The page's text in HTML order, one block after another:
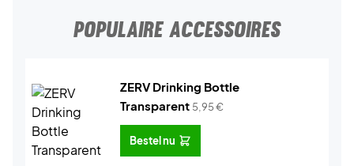
POPULAIRE ACCESSOIRES
ZERV Drinking Bottle
Transparent 5,95€
Bestel nu